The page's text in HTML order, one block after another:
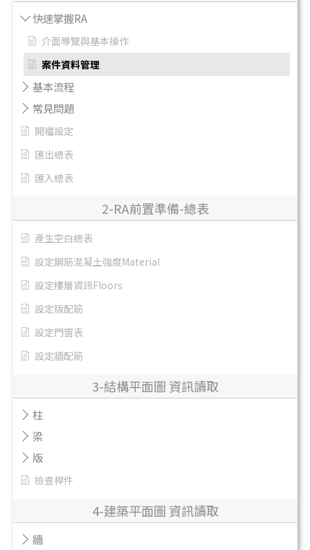
快速掌握RA
介面導覽與基本操作
案件資料管理
基本流程
常見問題
開檔設定
匯出總表
匯入總表
2-RA前置準備-總表
產生空白總表
設定鋼筋混凝土強度Material
設定樓層資訊Floors
設定版配筋
設定門窗表
設定牆配筋
3-結構平面圖 資訊讀取
柱
梁
版
檢查桿件
4-建築平面圖 資訊讀取
牆